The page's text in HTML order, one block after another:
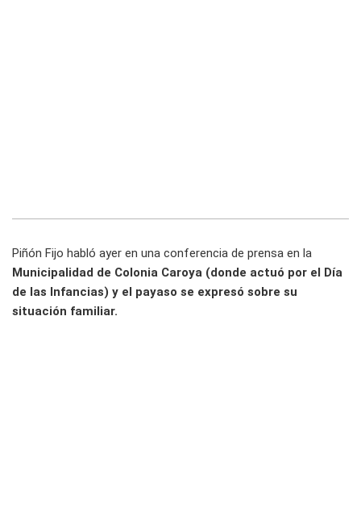
Piñón Fijo habló ayer en una conferencia de prensa en la
Municipalidad de Colonia Caroya (donde actuó por el Día
de las Infancias) y el payaso se expresó sobre su
situación familiar.